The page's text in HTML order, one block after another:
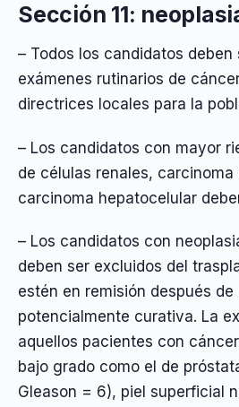
Sección 11:
– Todos los candidatos deben
exámenes rutinarios de
directrices locales para la
– Los candidatos con mayor
de células renales,
carcinoma hepatocelular
– Los candidatos con
deben ser excluidos del
estén en remisión después de
potencialmente curativa. La
aquellos pacientes con
bajo grado como el de
Gleason = 6), piel superficial